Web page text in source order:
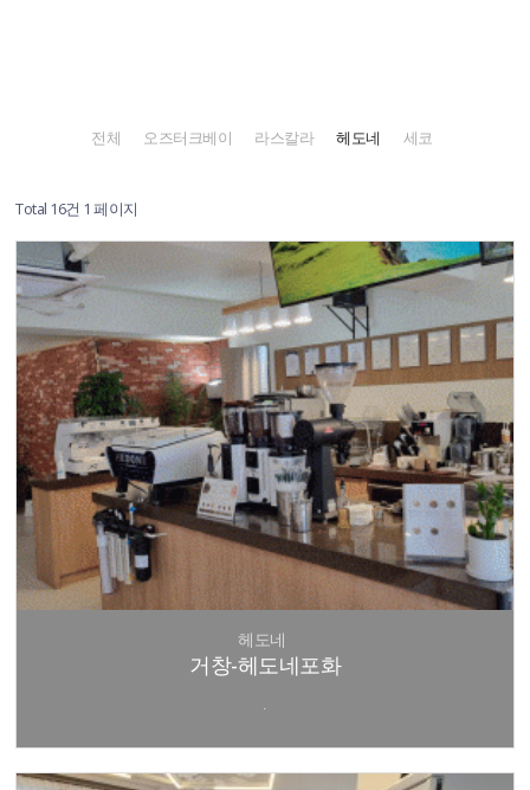
전체 오즈터크베이 라스칼라 헤도네 세코
Total 16건 1 페이지
헤도네
거창-헤도네포화